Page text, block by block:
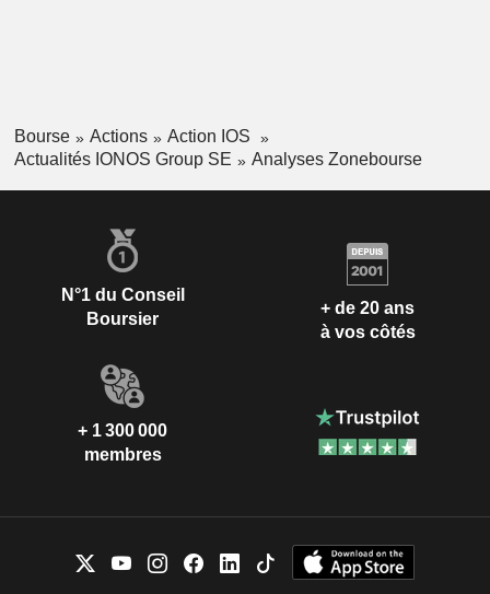
Bourse Actions
Action IOS
Actualités IONOS Group SE
Analyses Zonebourse
N°1 du Conseil
Boursier
+ de 20 ans
à vos côtés
+ 1 300 000
membres